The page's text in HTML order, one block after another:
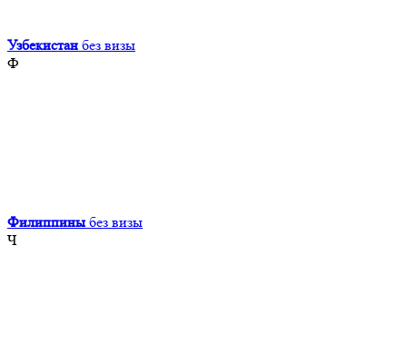
Узбекистан без визы
Ф
Филиппины без визы
Ч